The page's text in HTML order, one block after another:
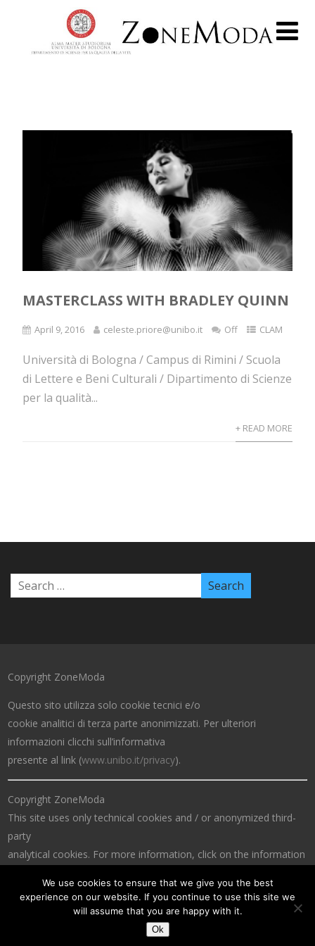
MASTERCLASS WITH BRADLEY QUINN
April 9, 2016 celeste.priore@unibo.it Off CLAM
Università di Bologna / Campus di Rimini / Scuola
di Lettere e Beni Culturali / Dipartimento di Scienze
per la qualità...
+ READ MORE
Copyright ZoneModa
Questo sito utilizza solo cookie tecnici e/o
cookie analitici di terza parte anonimizzati. Per ulteriori
informazioni clicchi sull’informativa
presente al link (www.unibo.it/privacy).
Copyright ZoneModa
This site uses only technical cookies and / or anonymized third-
party
analytical cookies. For more information, click on the information
We use cookies to ensure that we give you the best
experience on our website. If you continue to use this site we
will assume that you are happy with it.
Ok